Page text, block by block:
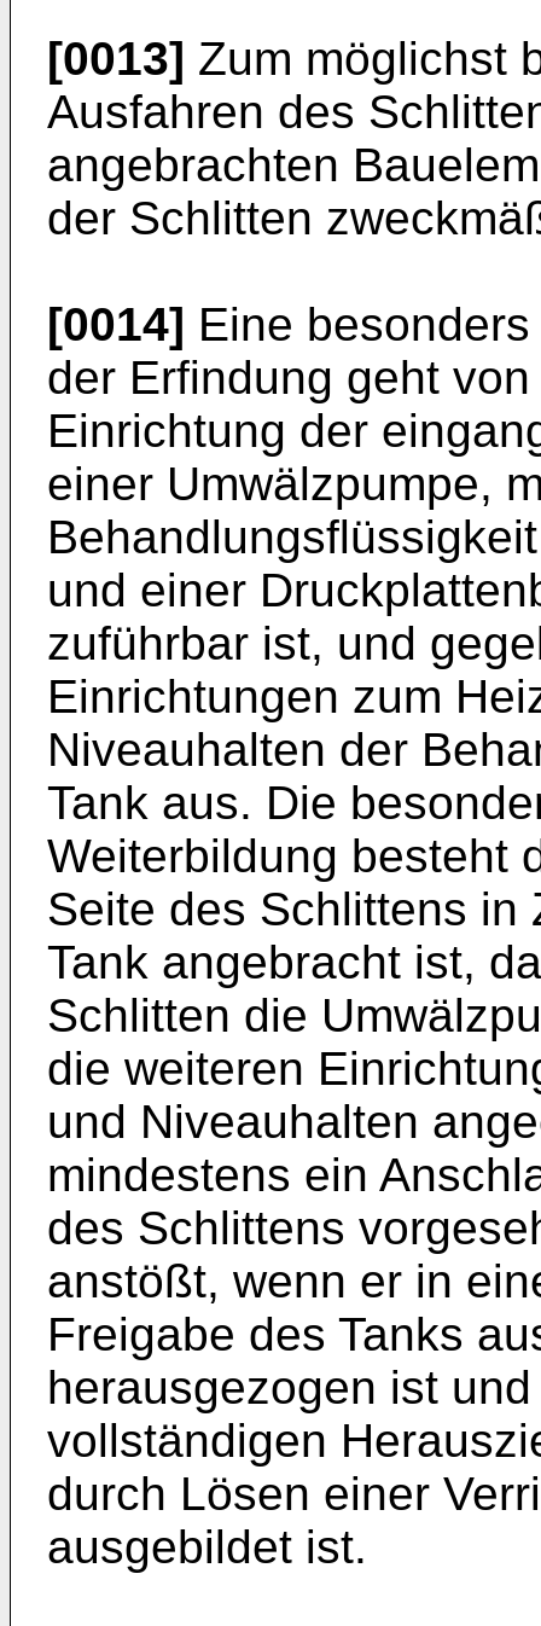
[0013] Zum möglichst
Ausfahren des
angebrachten
der Schlitten
[0014] Eine
der Erfindung geht
Einrichtung der
einer Umwälzpumpe,
und einer
zuführbar ist, und
Einrichtungen zum
Niveauhalten der
Tank aus. Die
Weiterbildung besteht
Seite des Schlittens in
Tank angebracht ist,
Schlitten die
die weiteren
und Niveauhalten
mindestens ein
des Schlittens
anstößt, wenn er in
Freigabe des Tanks
herausgezogen ist
vollständigen
durch Lösen einer
ausgebildet ist.